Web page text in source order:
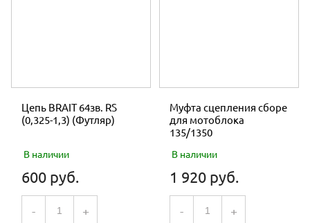
Цепь BRAIT 64зв. RS
(0,325-1,3) (Футляр)
В наличии
600 руб.
- +
Муфта сцепления сборе
для мотоблока
135/1350
В наличии
1 920 руб.
- +